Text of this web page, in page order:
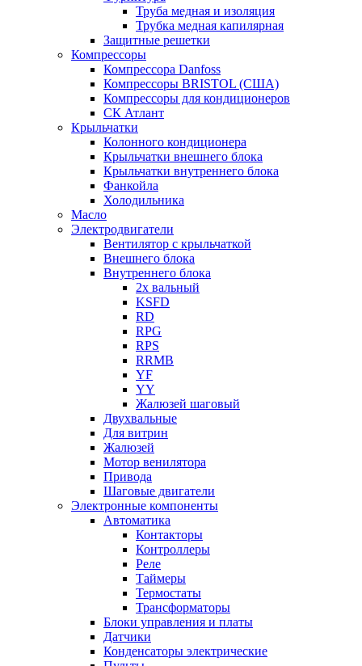
Труба медная и изоляция
Трубка медная капилярная
Защитные решетки
Компрессоры
Компрессора Danfoss
Компрессоры BRISTOL (США)
Компрессоры для кондиционеров
СК Атлант
Крыльчатки
Колонного кондиционера
Крыльчатки внешнего блока
Крыльчатки внутреннего блока
Фанкойла
Холодильника
Масло
Электродвигатели
Вентилятор с крыльчаткой
Внешнего блока
Внутреннего блока
2х вальный
KSFD
RD
RPG
RPS
RRMB
YF
YY
Жалюзей шаговый
Двухвальные
Для витрин
Жалюзей
Мотор венилятора
Привода
Шаговые двигатели
Электронные компоненты
Автоматика
Контакторы
Контроллеры
Реле
Таймеры
Термостаты
Трансформаторы
Блоки управления и платы
Датчики
Конденсаторы электрические